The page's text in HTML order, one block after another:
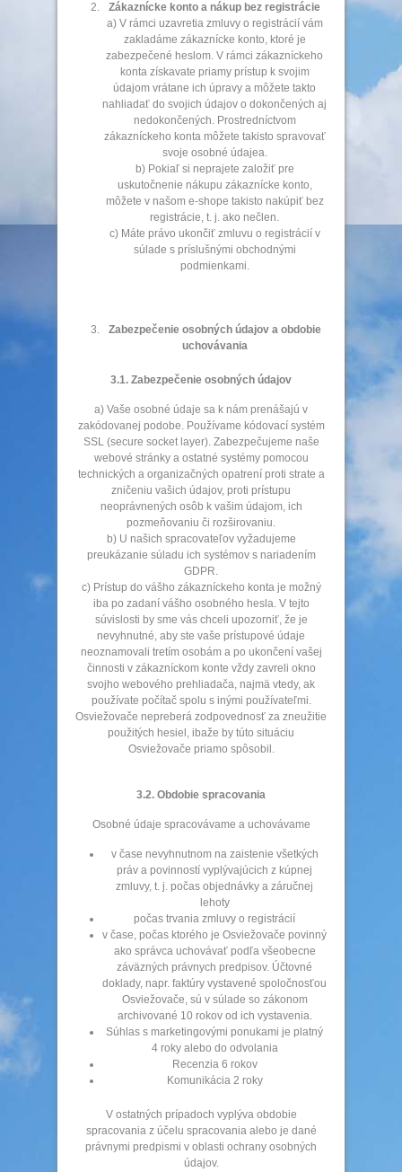
Zákaznícke konto a nákup bez registrácie
a) V rámci uzavretia zmluvy o registrácií vám
zakladáme zákaznícke konto, ktoré je
zabezpečené heslom. V rámci zákazníckeho
konta získavate priamy prístup k svojim
údajom vrátane ich úpravy a môžete takto
nahliadať do svojich údajov o dokončených aj
nedokončených. Prostredníctvom
zákazníckeho konta môžete takisto spravovať
svoje osobné údajea.
b) Pokiaľ si neprajete založiť pre
uskutočnenie nákupu zákaznícke konto,
môžete v našom e-shope takisto nakúpiť bez
registrácie, t. j. ako nečlen.
c) Máte právo ukončiť zmluvu o registrácií v
súlade s príslušnými obchodnými
podmienkami.
Zabezpečenie osobných údajov a obdobie
uchovávania
3.1. Zabezpečenie osobných údajov
a) Vaše osobné údaje sa k nám prenášajú v
zakódovanej podobe. Používame kódovací systém
SSL (secure socket layer). Zabezpečujeme naše
webové stránky a ostatné systémy pomocou
technických a organizačných opatrení proti strate a
zničeniu vašich údajov, proti prístupu
neoprávnených osôb k vašim údajom, ich
pozmeňovaniu či rozširovaniu.
b) U našich spracovateľov vyžadujeme
preukázanie súladu ich systémov s nariadením
GDPR.
c) Prístup do vášho zákazníckeho konta je možný
iba po zadaní vášho osobného hesla. V tejto
súvislosti by sme vás chceli upozorniť, že je
nevyhnutné, aby ste vaše prístupové údaje
neoznamovali tretím osobám a po ukončení vašej
činnosti v zákazníckom konte vždy zavreli okno
svojho webového prehliadača, najmä vtedy, ak
používate počítač spolu s inými používateľmi.
Osviežovače nepreberá zodpovednosť za zneužitie
použitých hesiel, ibaže by túto situáciu
Osviežovače priamo spôsobil.
3.2. Obdobie spracovania
Osobné údaje spracovávame a uchovávame
v čase nevyhnutnom na zaistenie všetkých
práv a povinností vyplývajúcich z kúpnej
zmluvy, t. j. počas objednávky a záručnej
lehoty
počas trvania zmluvy o registrácií
v čase, počas ktorého je Osviežovače povinný
ako správca uchovávať podľa všeobecne
záväzných právnych predpisov. Účtovné
doklady, napr. faktúry vystavené spoločnosťou
Osviežovače, sú v súlade so zákonom
archivované 10 rokov od ich vystavenia.
Súhlas s marketingovými ponukami je platný
4 roky alebo do odvolania
Recenzia 6 rokov
Komunikácia 2 roky
V ostatných prípadoch vyplýva obdobie
spracovania z účelu spracovania alebo je dané
právnymi predpismi v oblasti ochrany osobných
údajov.